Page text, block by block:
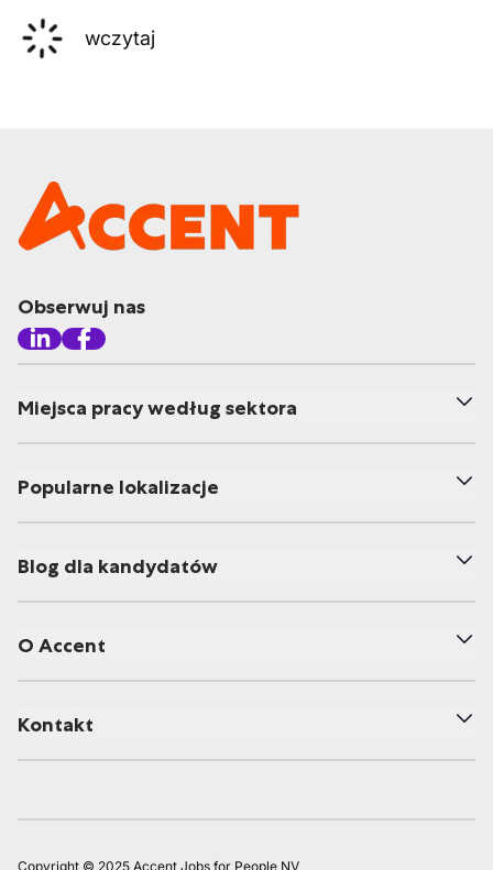
wczytaj
Obserwuj nas
Miejsca pracy według sektora
Popularne lokalizacje
Blog dla kandydatów
O Accent
Kontakt
Copyright © 2025 Accent Jobs for People NV